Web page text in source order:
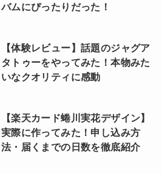
バムにぴったりだった！
【体験レビュー】話題のジャグア
タトゥーをやってみた！本物みた
いなクオリティに感動
【楽天カード蜷川実花デザイン】
実際に作ってみた！申し込み方
法・届くまでの日数を徹底紹介